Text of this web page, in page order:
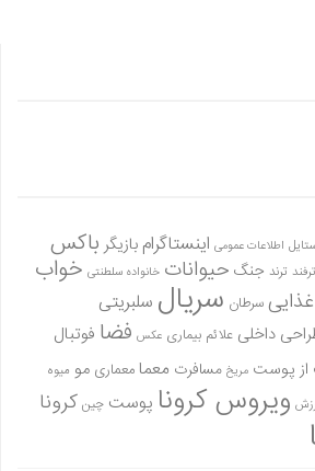
اطلاعات عمومی اینستاگرام بازیگر باکس
ترفند ترند جنگ حیوانات خانواده سلطنتی خواب
سرطان سریال سلبریتی
داخلی علائم بیماری عکس فضا فوتبال
از پوست مریخ مسافرت معمامعماری مو میوه
ویروس کرونا پوست چین کرونا